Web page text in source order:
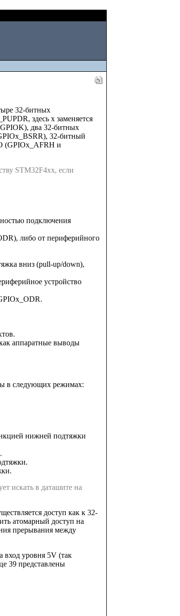
32-битных
здесь x заменяется
два 32-битных
32-битный
(GPIOx_AFRH и
STM32F4xx, если
подключения
либо от периферийного
вниз (pull-up/down),
устройство
аппаратные выводы
в следующих режимах:
нижней подтяжки
искать в даташите на
доступ как к 32-
атомарный доступ на
прерывания между
вход уровня 5V (так
39 представлены